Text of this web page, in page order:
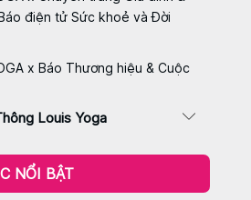
điện tử Sức khoẻ và Đời
x Báo Thương hiệu & Cuộc
Louis Yoga
NỔI BẬT